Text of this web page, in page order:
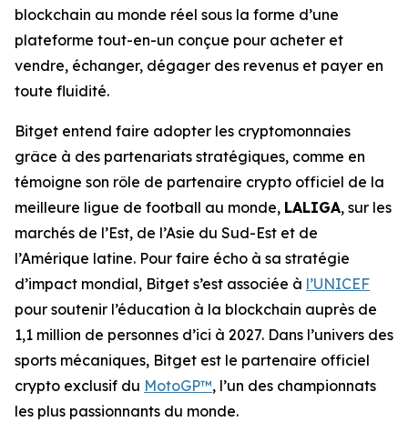
blockchain au monde réel sous la forme d’une
plateforme tout-en-un conçue pour acheter et
vendre, échanger, dégager des revenus et payer en
toute fluidité.
Bitget entend faire adopter les cryptomonnaies
grâce à des partenariats stratégiques, comme en
témoigne son rôle de partenaire crypto officiel de la
meilleure ligue de football au monde, LALIGA, sur les
marchés de l’Est, de l’Asie du Sud-Est et de
l’Amérique latine. Pour faire écho à sa stratégie
d’impact mondial, Bitget s’est associée à l’UNICEF
pour soutenir l’éducation à la blockchain auprès de
1,1 million de personnes d’ici à 2027. Dans l’univers des
sports mécaniques, Bitget est le partenaire officiel
crypto exclusif du MotoGP™, l’un des championnats
les plus passionnants du monde.